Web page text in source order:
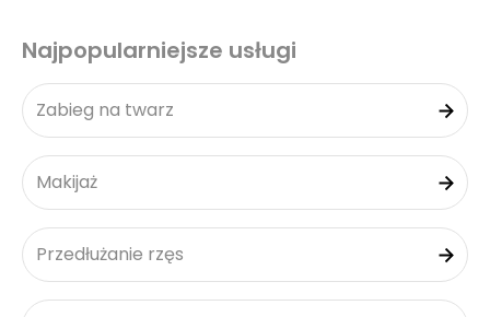
Najpopularniejsze usługi
Zabieg na twarz
Makijaż
Przedłużanie rzęs